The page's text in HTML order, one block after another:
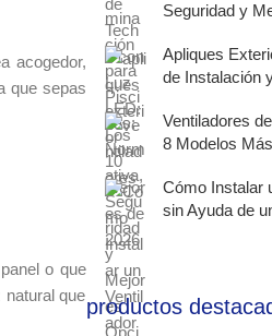
acogedor,
que sepas
o que
que
Seguridad y
Apliques
de Instalación
Ventiladores
8 Modelos
Cómo Instalar
sin Ayuda de
productos